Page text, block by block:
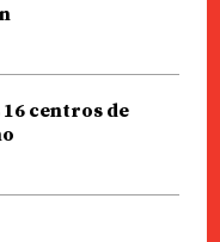
centros de